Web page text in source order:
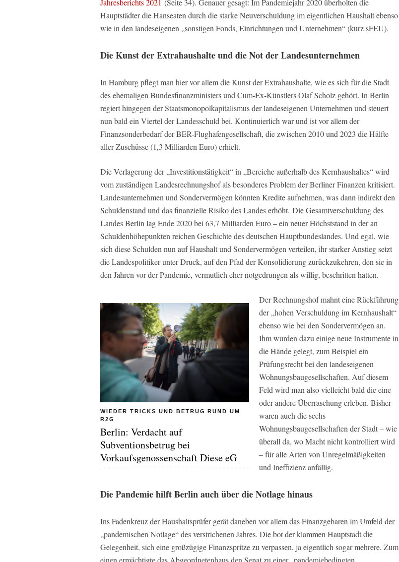
Jahresberichts 2021 (Seite 34). Genauer gesagt: Im Pandemiejahr 2020 überholten die
Hauptstädter die Hanseaten durch die starke Neuverschuldung im eigentlichen Haushalt ebenso
wie in den landeseigenen „sonstigen Fonds, Einrichtungen und Unternehmen“ (kurz sFEU).
Die Kunst der Extrahaushalte und die Not der Landesunternehmen
In Hamburg pflegt man hier vor allem die Kunst der Extrahaushalte, wie es sich für die Stadt
des ehemaligen Bundesfinanzministers und Cum-Ex-Künstlers Olaf Scholz gehört. In Berlin
regiert hingegen der Staatsmonopolkapitalismus der landeseigenen Unternehmen und steuert
nun bald ein Viertel der Landesschuld bei. Kontinuierlich war und ist vor allem der
Finanzsonderbedarf der BER-Flughafengesellschaft, die zwischen 2010 und 2023 die Hälfte
aller Zuschüsse (1,3 Milliarden Euro) erhielt.
Die Verlagerung der „Investitionstätigkeit“ in „Bereiche außerhalb des Kernhaushaltes“ wird
vom zuständigen Landesrechnungshof als besonderes Problem der Berliner Finanzen kritisiert.
Landesunternehmen und Sondervermögen könnten Kredite aufnehmen, was dann indirekt den
Schuldenstand und das finanzielle Risiko des Landes erhöht. Die Gesamtverschuldung des
Landes Berlin lag Ende 2020 bei 63,7 Milliarden Euro – ein neuer Höchststand in der an
Schuldenhöhepunkten reichen Geschichte des deutschen Hauptbundeslandes. Und egal, wie
sich diese Schulden nun auf Haushalt und Sondervermögen verteilen, ihr starker Anstieg setzt
die Landespolitiker unter Druck, auf den Pfad der Konsolidierung zurückzukehren, den sie in
den Jahren vor der Pandemie, vermutlich eher notgedrungen als willig, beschritten hatten.
WIEDER TRICKS UND BETRUG RUND UM
R2G
Berlin: Verdacht auf
Subventionsbetrug bei
Vorkaufsgenossenschaft Diese eG
Der Rechnungshof mahnt eine Rückführung
der „hohen Verschuldung im Kernhaushalt“
ebenso wie bei den Sondervermögen an.
Ihm wurden dazu einige neue Instrumente in
die Hände gelegt, zum Beispiel ein
Prüfungsrecht bei den landeseigenen
Wohnungsbaugesellschaften. Auf diesem
Feld wird man also vielleicht bald die eine
oder andere Überraschung erleben. Bisher
waren auch die sechs
Wohnungsbaugesellschaften der Stadt – wie
überall da, wo Macht nicht kontrolliert wird
– für alle Arten von Unregelmäßigkeiten
und Ineffizienz anfällig.
Die Pandemie hilft Berlin auch über die Notlage hinaus
Ins Fadenkreuz der Haushaltsprüfer gerät daneben vor allem das Finanzgebaren im Umfeld der
„pandemischen Notlage“ des verstrichenen Jahres. Die bot der klammen Hauptstadt die
Gelegenheit, sich eine großzügige Finanzspritze zu verpassen, ja eigentlich sogar mehrere. Zum
einen ermächtigte das Abgeordnetenhaus den Senat zu einer „pandemiebedingten